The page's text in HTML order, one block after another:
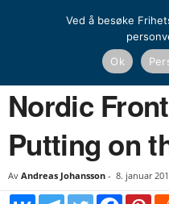
Media
MEDIA
Nordic
Putting on
Av Andreas Johansson - 8. januar
Ved å besøke
Ok